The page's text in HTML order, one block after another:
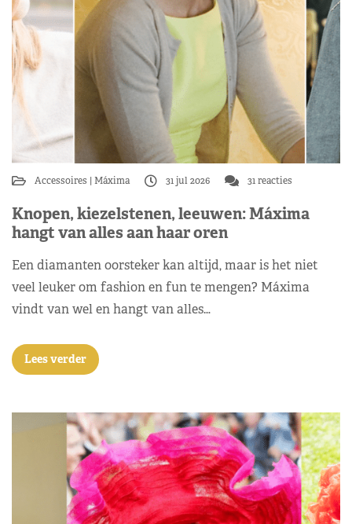
Accessoires Máxima 31 jul 2026 31 reacties
Knopen, kiezelstenen, leeuwen: Máxima
hangt van alles aan haar oren
Een diamanten oorsteker kan altijd, maar is het niet
veel leuker om fashion en fun te mengen? Máxima
vindt van wel en hangt van alles…
Lees verder